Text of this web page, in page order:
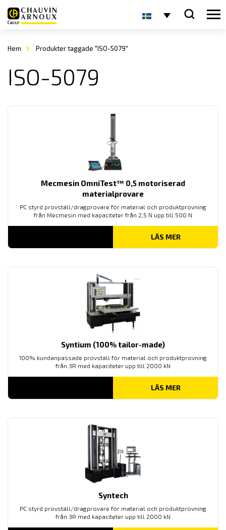
Hem Produkter taggade "ISO-5079"
ISO-5079
Mecmesin OmniTest™ 0,5 motoriserad
materialprovare
PC styrd provställ/dragprovare för material och produktprovning
från Mecmesin med kapaciteter från 2,5 N upp till 500 N
LÄS MER
Syntium (100% tailor-made)
100% kundanpassade provställ för material och produktprovning
från 3R med kapaciteter upp till 2000 kN
LÄS MER
Syntech
PC styrd provställ/dragprovare för material och produktprovning
från 3R med kapaciteter upp till 2000 kN